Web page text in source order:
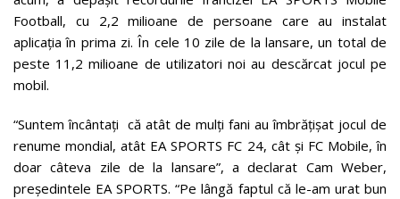
Football, cu 2,2 milioane de persoane care au instalat
aplicația în prima zi. În cele 10 zile de la lansare, un total de
peste 11,2 milioane de utilizatori noi au descărcat jocul pe
mobil.
“Suntem încântați că atât de mulți fani au îmbrățișat jocul de
renume mondial, atât EA SPORTS FC 24, cât și FC Mobile, în
doar câteva zile de la lansare”, a declarat Cam Weber,
președintele EA SPORTS. “Pe lângă faptul că le-am urat bun